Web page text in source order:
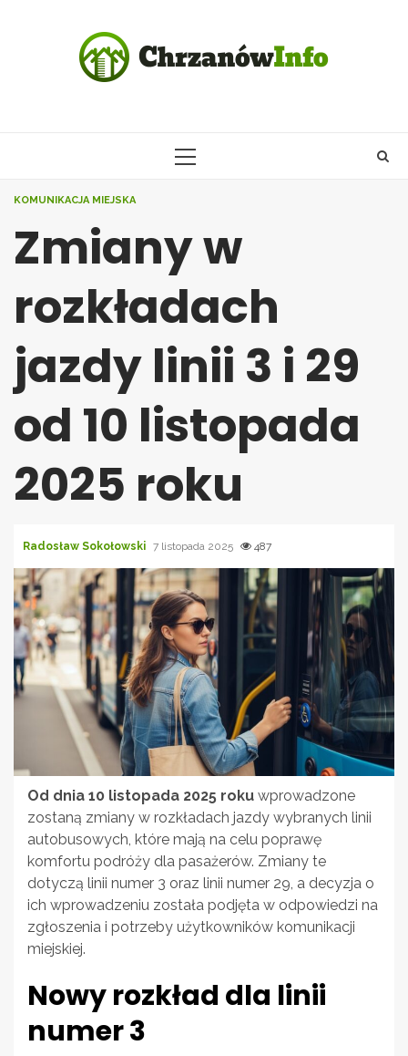
PRIMARY
KOMUNIKACJA MIEJSKA
Zmiany w
rozkładach
jazdy linii 3 i 29
od 10 listopada
2025 roku
Radosław Sokołowski 7 listopada 2025 487
Od dnia 10 listopada 2025 roku wprowadzone
zostaną zmiany w rozkładach jazdy wybranych linii
autobusowych, które mają na celu poprawę
komfortu podróży dla pasażerów. Zmiany te
dotyczą linii numer 3 oraz linii numer 29, a decyzja o
ich wprowadzeniu została podjęta w odpowiedzi na
zgłoszenia i potrzeby użytkowników komunikacji
miejskiej.
Nowy rozkład dla linii
numer 3